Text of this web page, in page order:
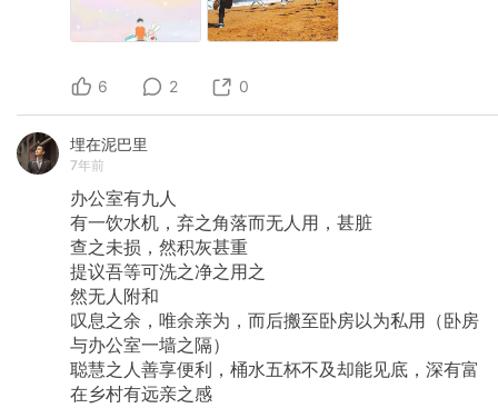
6 2 0
埋在泥巴里
7年前
办公室有九人
有一饮水机，弃之角落而无人用，甚脏
查之未损，然积灰甚重
提议吾等可洗之净之用之
然无人附和
叹息之余，唯余亲为，而后搬至卧房以为私用（卧房
与办公室一墙之隔）
聪慧之人善享便利，桶水五杯不及却能见底，深有富
在乡村有远亲之感